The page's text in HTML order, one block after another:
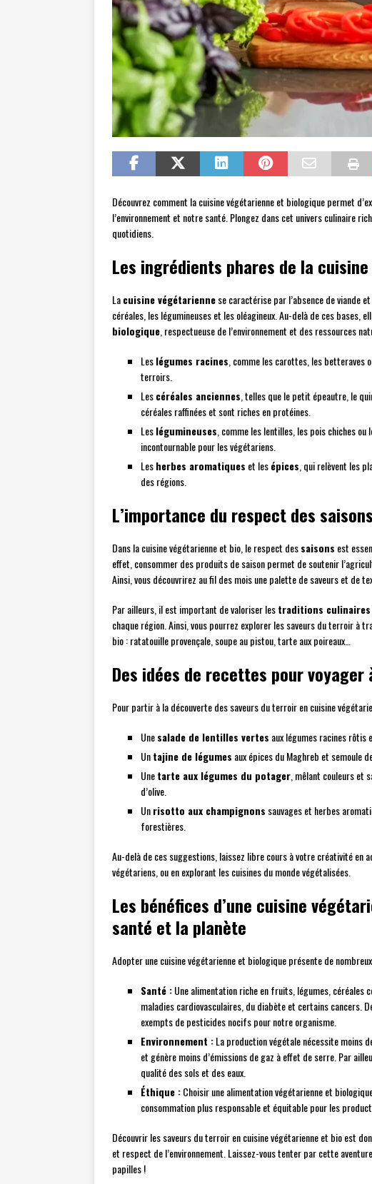
Découvrez comment la cuisine végétarienne et biologique permet
l’environnement et notre santé. Plongez dans cet univers culinaire
quotidiens.
Les ingrédients phares de la
Lacuisine végétariennese caractérise par l’absence de viande
céréales, les légumineuses et les oléagineux. Au-delà de ces bases,
biologique , respectueuse de l’environnement et des ressources
Leslégumes racines , comme les carottes, les
terroirs.
Lescéréales anciennes , telles que le petit épeautre, le
céréales raffinées et sont riches en protéines.
Leslégumineuses , comme les lentilles, les pois chiches
incontournable pour les végétariens.
Lesherbes aromatiques et lesépices , qui relèvent les
des régions.
L’importance du respect des
Dans la cuisine végétarienne et bio, le respect dessaisons est
effet, consommer des produits de saison permet de soutenir
Ainsi, vous découvrirez au fil des mois une palette de saveurs et de
Par ailleurs, il est important de valoriser lestraditions culinaires
chaque région. Ainsi, vous pourrez explorer les saveurs du terroir à
bio : ratatouille provençale, soupe au pistou, tarte aux poireaux…
Des idées de recettes pour
Pour partir à la découverte des saveurs du terroir en cuisine
Unesalade de lentilles vertes aux légumes racines rôtis
Untajine de légumes aux épices du Maghreb et semoule
Unetarte aux légumes du potager , mêlant couleurs et
d’olive.
Unrisotto aux champignons sauvages et herbes
forestières.
Au-delà de ces suggestions, laissez libre cours à votre créativité
végétariens, ou en explorant les cuisines du monde végétalisées.
Les bénéfices d’une cuisine
santé et la planète
Adopter une cuisine végétarienne et biologique présente de
Santé :Une alimentation riche en fruits, légumes, céréales
maladies cardiovasculaires, du diabète et certains cancers.
exempts de pesticides nocifs pour notre organisme.
Environnement :La production végétale nécessite moins
et génère moins d’émissions de gaz à effet de serre. Par
qualité des sols et des eaux.
Éthique :Choisir une alimentation végétarienne et
consommation plus responsable et équitable pour les
Découvrir les saveurs du terroir en cuisine végétarienne et bio est
et respect de l’environnement. Laissez-vous tenter par cette
papilles !